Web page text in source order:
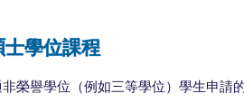
學位課程
榮譽學位（例如三等學位）學生申請